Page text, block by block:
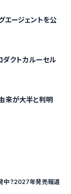
エージェントを公
クトカルーセル
来が大半と判明
中？2027年発売報道